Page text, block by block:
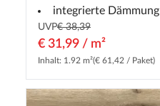
integrierte Dämmung
UVP€ 38,39
€ 31,99 / m²
Inhalt: 1.92 m²(€ 61,42 / Paket)